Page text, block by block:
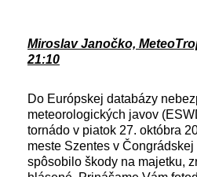
Miroslav Janočko,
21:10
Do Európskej databázy
meteorologických javov
tornádo v piatok 27. októbra
meste Szentes v Čongrádskej
spôsobilo škody na majetku,